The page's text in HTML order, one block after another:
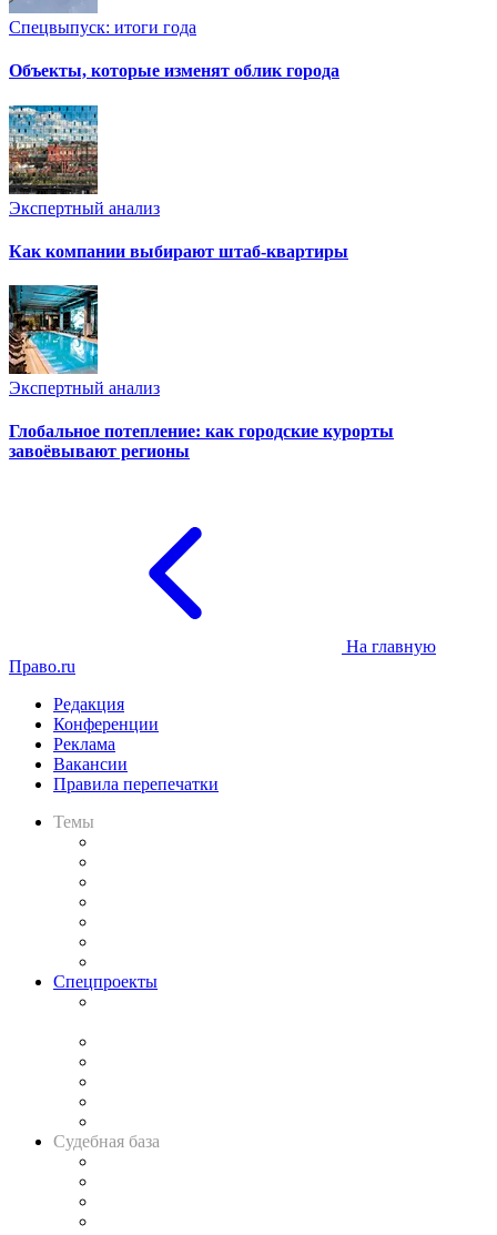
Спецвыпуск: итоги года
Объекты, которые изменят облик города
Экспертный анализ
Как компании выбирают штаб-квартиры
Экспертный анализ
Глобальное потепление: как городские курорты
завоёвывают регионы
На главную
Право.ru
Редакция
Конференции
Реклама
Вакансии
Правила перепечатки
Темы
Спецпроекты
Судебная база